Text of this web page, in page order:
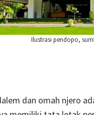
Ilustrasi pendopo,
dan omah njero